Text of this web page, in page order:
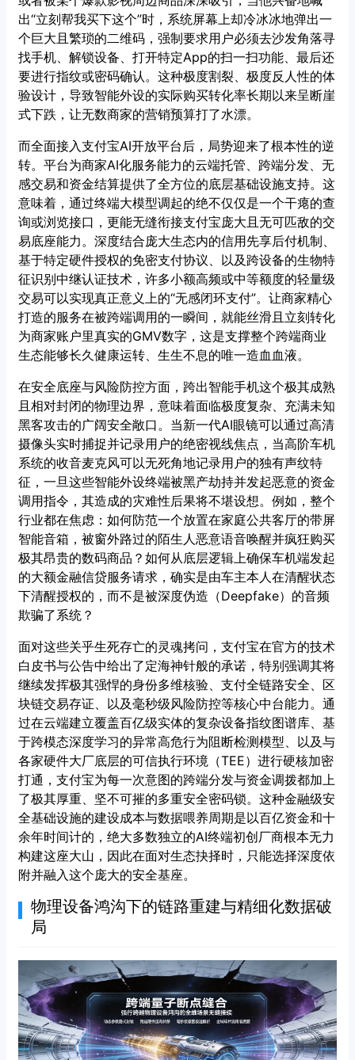
出“立刻帮我买下这个”时，系统屏幕上却冷冰冰地弹出一
个巨大且繁琐的二维码，强制要求用户必须去沙发角落寻
找手机、解锁设备、打开特定App的扫一扫功能、最后还
要进行指纹或密码确认。这种极度割裂、极度反人性的体
验设计，导致智能外设的实际购买转化率长期以来呈断崖
式下跌，让无数商家的营销预算打了水漂。
而全面接入支付宝AI开放平台后，局势迎来了根本性的逆
转。平台为商家AI化服务能力的云端托管、跨端分发、无
感交易和资金结算提供了全方位的底层基础设施支持。这
意味着，通过终端大模型调起的绝不仅仅是一个干瘪的查
询或浏览接口，更能无缝衔接支付宝庞大且无可匹敌的交
易底座能力。深度结合庞大生态内的信用先享后付机制、
基于特定硬件授权的免密支付协议、以及跨设备的生物特
征识别中继认证技术，许多小额高频或中等额度的轻量级
交易可以实现真正意义上的“无感闭环支付”。让商家精心
打造的服务在被跨端调用的一瞬间，就能丝滑且立刻转化
为商家账户里真实的GMV数字，这是支撑整个跨端商业
生态能够长久健康运转、生生不息的唯一造血血液。
在安全底座与风险防控方面，跨出智能手机这个极其成熟
且相对封闭的物理边界，意味着面临极度复杂、充满未知
黑客攻击的广阔安全敞口。当新一代AI眼镜可以通过高清
摄像头实时捕捉并记录用户的绝密视线焦点，当高阶车机
系统的收音麦克风可以无死角地记录用户的独有声纹特
征，一旦这些智能外设终端被黑产劫持并发起恶意的资金
调用指令，其造成的灾难性后果将不堪设想。例如，整个
行业都在焦虑：如何防范一个放置在家庭公共客厅的带屏
智能音箱，被窗外路过的陌生人恶意语音唤醒并疯狂购买
极其昂贵的数码商品？如何从底层逻辑上确保车机端发起
的大额金融信贷服务请求，确实是由车主本人在清醒状态
下清醒授权的，而不是被深度伪造（Deepfake）的音频
欺骗了系统？
面对这些关乎生死存亡的灵魂拷问，支付宝在官方的技术
白皮书与公告中给出了定海神针般的承诺，特别强调其将
继续发挥极其强悍的身份多维核验、支付全链路安全、区
块链交易存证、以及毫秒级风险防控等核心中台能力。通
过在云端建立覆盖百亿级实体的复杂设备指纹图谱库、基
于跨模态深度学习的异常高危行为阻断检测模型、以及与
各家硬件大厂底层的可信执行环境（TEE）进行硬核加密
打通，支付宝为每一次意图的跨端分发与资金调拨都加上
了极其厚重、坚不可摧的多重安全密码锁。这种金融级安
全基础设施的建设成本与数据喂养周期是以百亿资金和十
余年时间计的，绝大多数独立的AI终端初创厂商根本无力
构建这座大山，因此在面对生态抉择时，只能选择深度依
附并融入这个庞大的安全基座。
物理设备鸿沟下的链路重建与精细化数据破
局